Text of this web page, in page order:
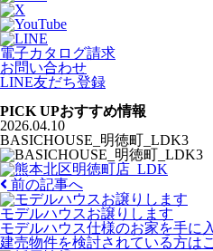
電子カタログ請求
お問い合わせ
LINE友だち登録
PICK UPおすすめ情報
2026.04.10
BASICHOUSE_明徳町_LDK3
前の記事へ
モデルハウスお譲りします
モデルハウス仕様のお家を手に
建売物件を検討されている方は